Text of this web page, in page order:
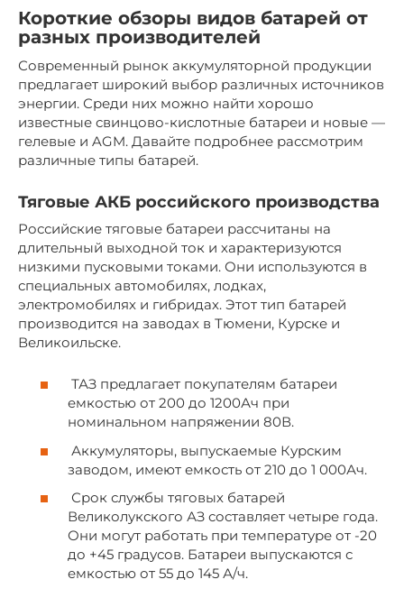
Короткие обзоры видов батарей от
разных производителей
Современный рынок аккумуляторной продукции
предлагает широкий выбор различных источников
энергии. Среди них можно найти хорошо
известные свинцово-кислотные батареи и новые —
гелевые и AGM. Давайте подробнее рассмотрим
различные типы батарей.
Тяговые АКБ российского производства
Российские тяговые батареи рассчитаны на
длительный выходной ток и характеризуются
низкими пусковыми токами. Они используются в
специальных автомобилях, лодках,
электромобилях и гибридах. Этот тип батарей
производится на заводах в Тюмени, Курске и
Великоильске.
ТАЗ предлагает покупателям батареи
емкостью от 200 до 1200Ач при
номинальном напряжении 80В.
Аккумуляторы, выпускаемые Курским
заводом, имеют емкость от 210 до 1 000Ач.
Срок службы тяговых батарей
Великолукского АЗ составляет четыре года.
Они могут работать при температуре от -20
до +45 градусов. Батареи выпускаются с
емкостью от 55 до 145 А/ч.